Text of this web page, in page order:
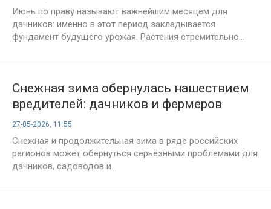
Июнь по праву называют важнейшим месяцем для
дачников: именно в этот период закладывается
фундамент будущего урожая. Растения стремительно...
Снежная зима обернулась нашествием
вредителей: дачников и фермеров
предупредили о рисках для урожая
27-05-2026, 11:55
Снежная и продолжительная зима в ряде российских
регионов может обернуться серьёзными проблемами для
дачников, садоводов и...